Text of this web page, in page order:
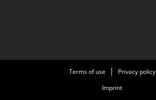
Terms of use
Privacy policy
Imprint